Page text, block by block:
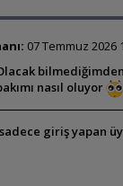
07 Temmuz 2026
nasıl oluyor
sadece giriş yapan